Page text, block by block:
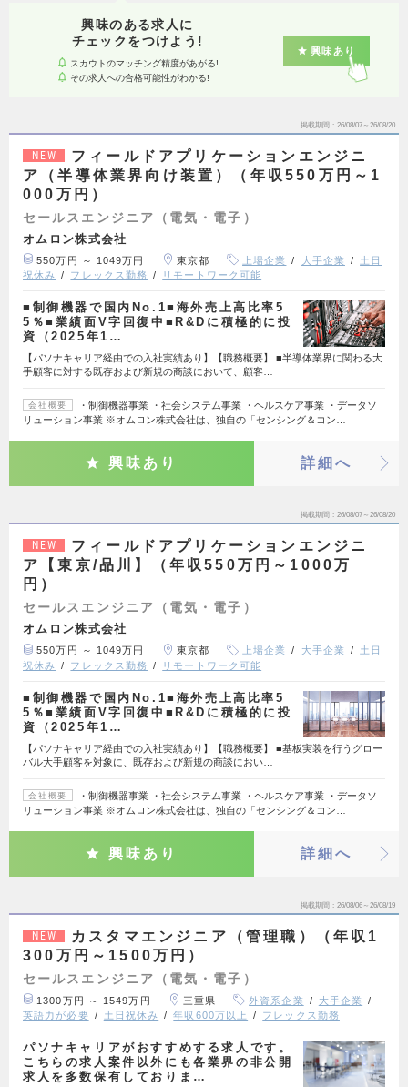
興味のある求人に
チェックをつけよう!
スカウトのマッチング精度があがる!
その求人への合格可能性がわかる!
興味あり
掲載期間 26/08/07～26/08/20
NEW
フィールドアプリケーションエンジニ
ア（半導体業界向け装置）（年収550万円～1
000万円）
セールスエンジニア（電気・電子）
オムロン株式会社
550万円 ～ 1049万円 東京都 上場企業 大手企業
土日
祝休み
フレックス勤務 リモートワーク可能
■制御機器で国内No.1■海外売上高比率5
5％■業績面V字回復中■R&Dに積極的に投
資（2025年1…
【パソナキャリア経由での入社実績あり】【職務概要】 ■半導体業界に関わる大
手顧客に対する既存および新規の商談において、顧客…
会社概要
・制御機器事業 ・社会システム事業 ・ヘルスケア事業 ・データソ
リューション事業 ※オムロン株式会社は、独自の「センシング＆コン…
興味あり 詳細へ
掲載期間 26/08/07～26/08/20
NEW
フィールドアプリケーションエンジニ
ア【東京/品川】（年収550万円～1000万
円）
セールスエンジニア（電気・電子）
オムロン株式会社
550万円 ～ 1049万円 東京都 上場企業 大手企業
土日
祝休み
フレックス勤務 リモートワーク可能
■制御機器で国内No.1■海外売上高比率5
5％■業績面V字回復中■R&Dに積極的に投
資（2025年1…
【パソナキャリア経由での入社実績あり】【職務概要】 ■基板実装を行うグロー
バル大手顧客を対象に、既存および新規の商談におい…
会社概要
・制御機器事業 ・社会システム事業 ・ヘルスケア事業 ・データソ
リューション事業 ※オムロン株式会社は、独自の「センシング＆コン…
興味あり 詳細へ
掲載期間 26/08/06～26/08/19
NEW
カスタマエンジニア（管理職）（年収1
300万円～1500万円）
セールスエンジニア（電気・電子）
1300万円 ～ 1549万円 三重県 外資系企業
大手企業
英語力が必要
土日祝休み 年収600万以上 フレックス勤務
パソナキャリアがおすすめする求人です。
こちらの求人案件以外にも各業界の非公開
求人を多数保有しておりま…